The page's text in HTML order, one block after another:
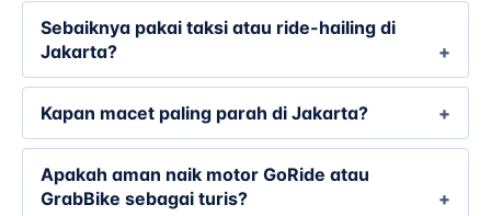
Sebaiknya pakai taksi atau ride-hailing di
Jakarta?
Kapan macet paling parah di Jakarta?
Apakah aman naik motor GoRide atau
GrabBike sebagai turis?